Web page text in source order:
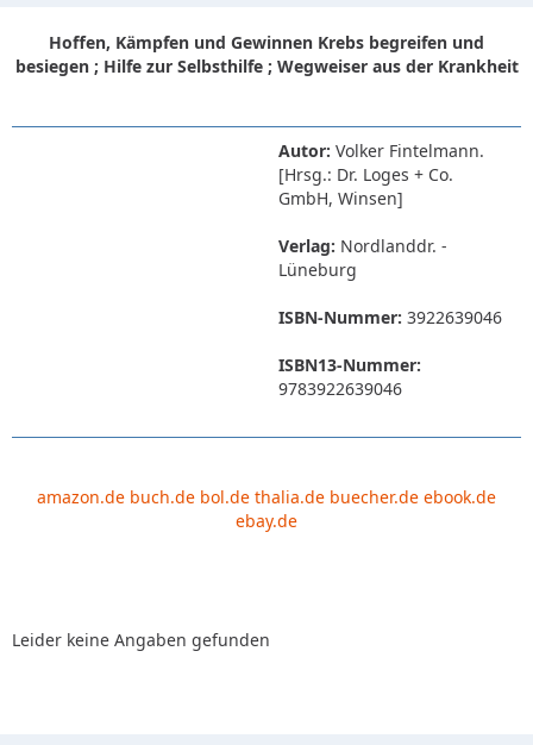
Hoffen, Kämpfen und Gewinnen Krebs begreifen und
besiegen ; Hilfe zur Selbsthilfe ; Wegweiser aus der Krankheit
Autor: Volker Fintelmann.
[Hrsg.: Dr. Loges + Co.
GmbH, Winsen]
Verlag: Nordlanddr. -
Lüneburg
ISBN-Nummer: 3922639046
ISBN13-Nummer:
9783922639046
amazon.de buch.de bol.de thalia.de buecher.de ebook.de
ebay.de
Leider keine Angaben gefunden